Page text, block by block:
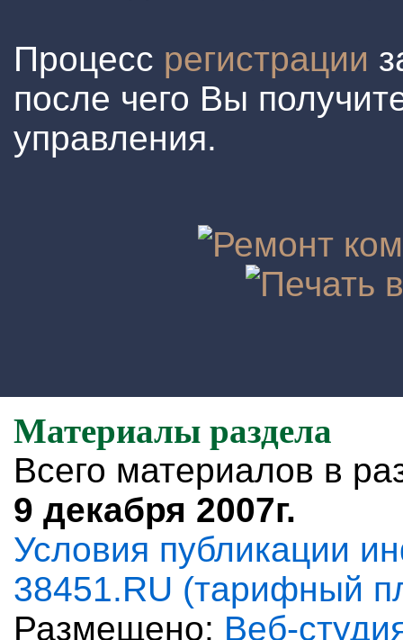
Процесс регистрации
после чего Вы
управления.
Материалы раздела
Всего материалов в
9 декабря 2007г.
Условия публикации
38451.RU (тарифный
Размещено: Веб-